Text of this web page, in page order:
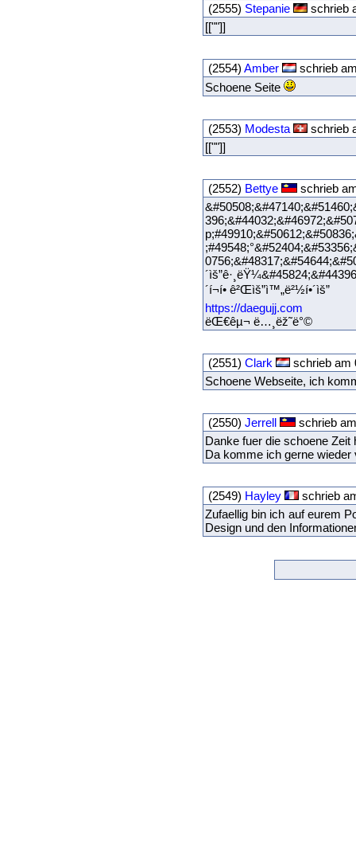
(2555) Stepanie
schrieb
[[""]]
(2554) Amber
schrieb
Schoene Seite
(2553) Modesta
schrieb
[[""]]
(2552) Bettye
schrieb
´í¬í• ê²Œìš”ì™„ë²½í•´ìš”
https://daegujj.com
ëŒ€êµ¬ ë…¸ëž˜ë°©
(2551) Clark
schrieb am
Schoene Webseite, ich
(2550) Jerrell
schrieb
Danke fuer die schoene Zeit
Da komme ich gerne
(2549) Hayley
schrieb
Zufaellig bin ich auf eurem
Design und den